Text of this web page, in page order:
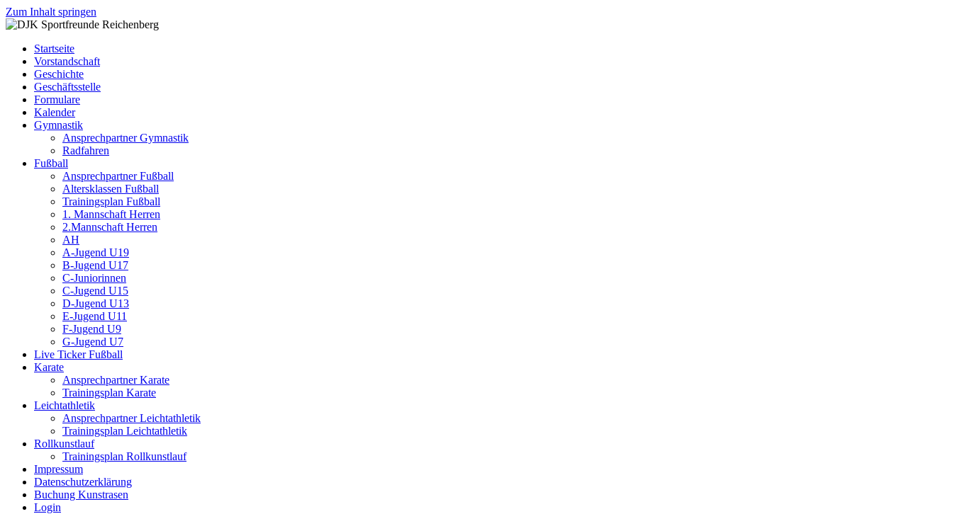
Zum Inhalt springen
Sportfreunde
Reichenberg
Gymnastik
Karate
Leichtathletik
Radfahren
Rollkunstlauf
Startseite
Vorstandschaft
Geschichte
Geschäftsstelle
Formulare
Kalender
Gymnastik
Ansprechpartner Gymnastik
Radfahren
Fußball
Ansprechpartner Fußball
Altersklassen Fußball
Trainingsplan Fußball
1. Mannschaft Herren
2.Mannschaft Herren
AH
A-Jugend U19
B-Jugend U17
C-Juniorinnen
C-Jugend U15
D-Jugend U13
E-Jugend U11
F-Jugend U9
G-Jugend U7
Live Ticker Fußball
Karate
Ansprechpartner Karate
Trainingsplan Karate
Leichtathletik
Ansprechpartner Leichtathletik
Trainingsplan Leichtathletik
Rollkunstlauf
Trainingsplan Rollkunstlauf
Impressum
Datenschutzerklärung
Buchung Kunstrasen
Login